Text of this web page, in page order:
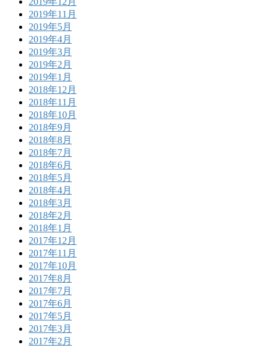
2019年11月
2019年5月
2019年4月
2019年3月
2019年2月
2019年1月
2018年12月
2018年11月
2018年10月
2018年9月
2018年8月
2018年7月
2018年6月
2018年5月
2018年4月
2018年3月
2018年2月
2018年1月
2017年12月
2017年11月
2017年10月
2017年8月
2017年7月
2017年6月
2017年5月
2017年3月
2017年2月